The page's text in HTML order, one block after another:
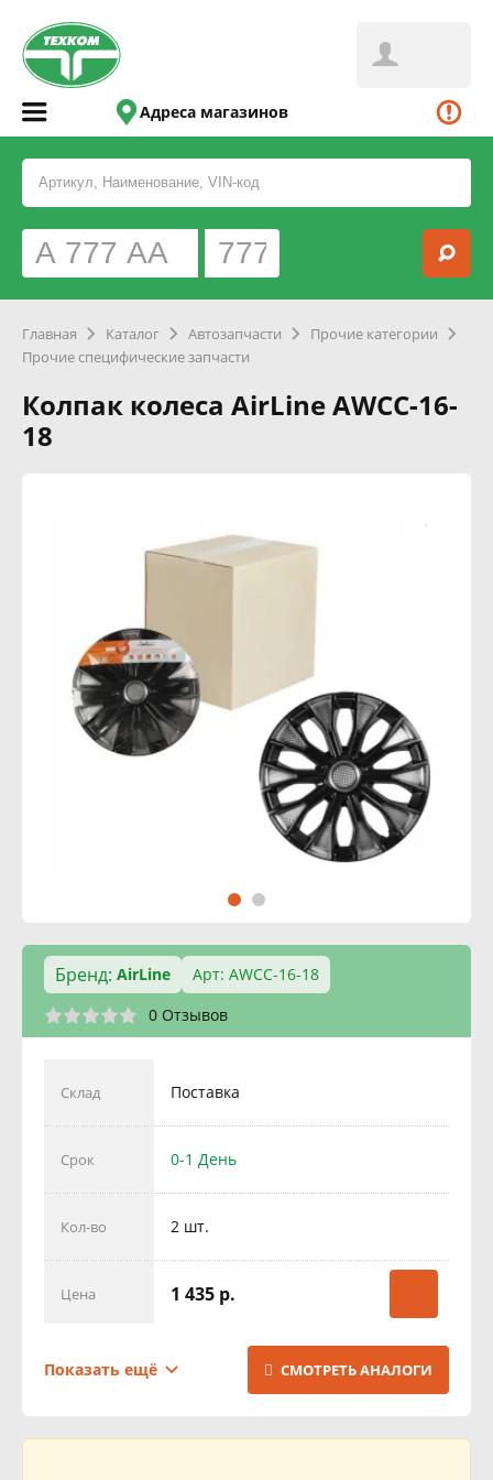
Адреса магазинов
Главная Каталог Автозапчасти
Прочие категории
Прочие специфические запчасти
Колпак колеса AirLine AWCC-16-
18
Бренд: AirLine
Арт: AWCC-16-18
0 Отзывов
Склад Поставка
Срок 0-1 День
Кол-во 2 шт.
Цена 1 435 р.
Поставка
Показать ещё СМОТРЕТЬ АНАЛОГИ